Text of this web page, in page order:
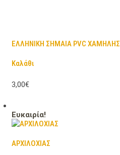
ΕΛΛΗΝΙΚΗ ΣΗΜΑΙΑ PVC ΧΑΜΗΛΗΣ
Καλάθι
3,00€
Ευκαιρία!
ΑΡΧΙΛΟΧΙΑΣ